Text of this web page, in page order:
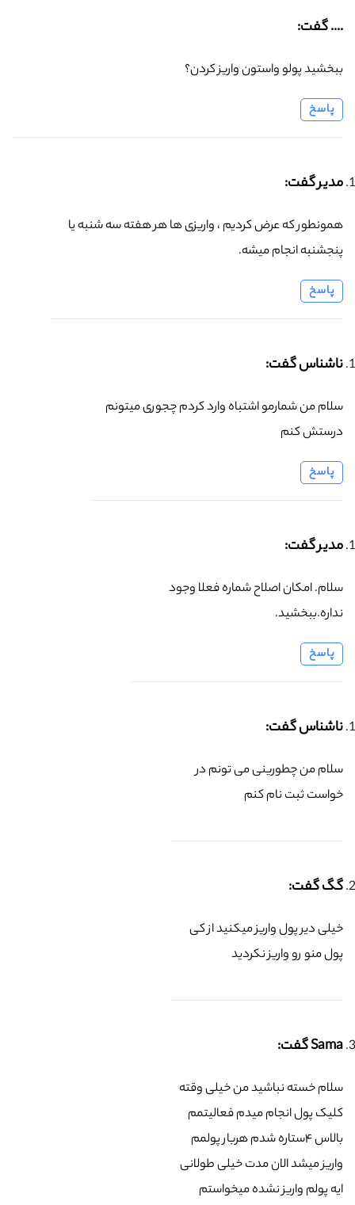
.... گفت:
ببخشید پولو واستون واریز کردن؟
پاسخ
مدیر گفت:
همونطور که عرض کردیم ، واریزی ها هر هفته سه شنبه یا
پنجشنبه انجام میشه.
پاسخ
ناشناس گفت:
سلام من شمارمو اشتباه وارد کردم چجوری میتونم
درستش کنم
پاسخ
مدیر گفت:
سلام. امکان اصلاح شماره فعلا وجود
نداره.ببخشید.
پاسخ
ناشناس گفت:
سلام من چطورینی می تونم در
خواست ثبت نام کنم
گگ گفت:
خیلی دیر پول واریز میکنید از کی
پول منو رو واریز نکردید
Sama گفت:
سلام خسته نباشید من خیلی وقته
کلیک پول انجام میدم فعالیتمم
بالاس ۴ستاره شدم هربار پولمم
واریز میشد الان مدت خیلی طولانی
ایه پولم واریز نشده میخواستم